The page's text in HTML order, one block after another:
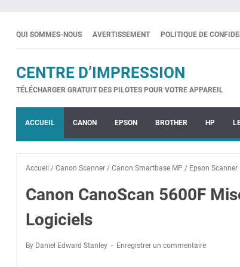
QUI SOMMES-NOUS AVERTISSEMENT POLITIQUE DE
CENTRE D’IMPRESSION
TÉLÉCHARGER GRATUIT DES PILOTES POUR VOTRE APPAREIL
ACCUEIL CANON EPSON BROTHER HP
Accueil / Canon Scanner / Canon Smartbase MP / Epson Scanner
Canon CanoScan 5600F
Logiciels
By Daniel Edward Stanley Enregistrer un commentaire